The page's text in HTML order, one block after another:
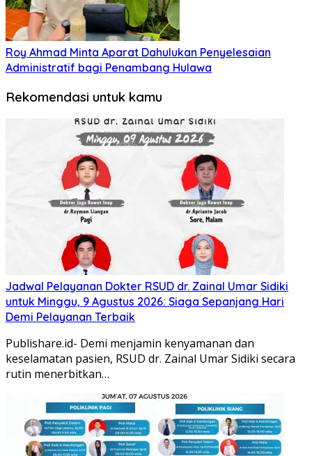
Roy Ahmad Minta Aparat Dahulukan Penyelesaian
Administratif bagi Penambang Hulawa
Rekomendasi untuk kamu
Jadwal Pelayanan Dokter RSUD dr. Zainal Umar Sidiki
untuk Minggu, 9 Agustus 2026: Siaga Sepanjang Hari
Demi Pelayanan Terbaik
Publishare.id- Demi menjamin kenyamanan dan
keselamatan pasien, RSUD dr. Zainal Umar Sidiki secara
rutin menerbitkan…